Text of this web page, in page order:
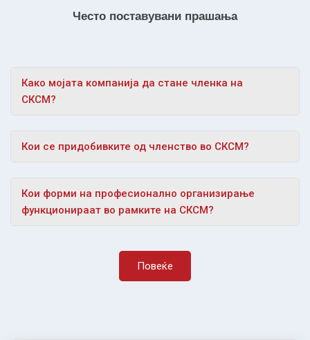
Често поставувани прашања
Како мојата компанија да стане членка на
СКСМ?
Кои се придобивките од членство во СКСМ?
Кои форми на професионално организирање
функционираат во рамките на СКСМ?
Повеќе